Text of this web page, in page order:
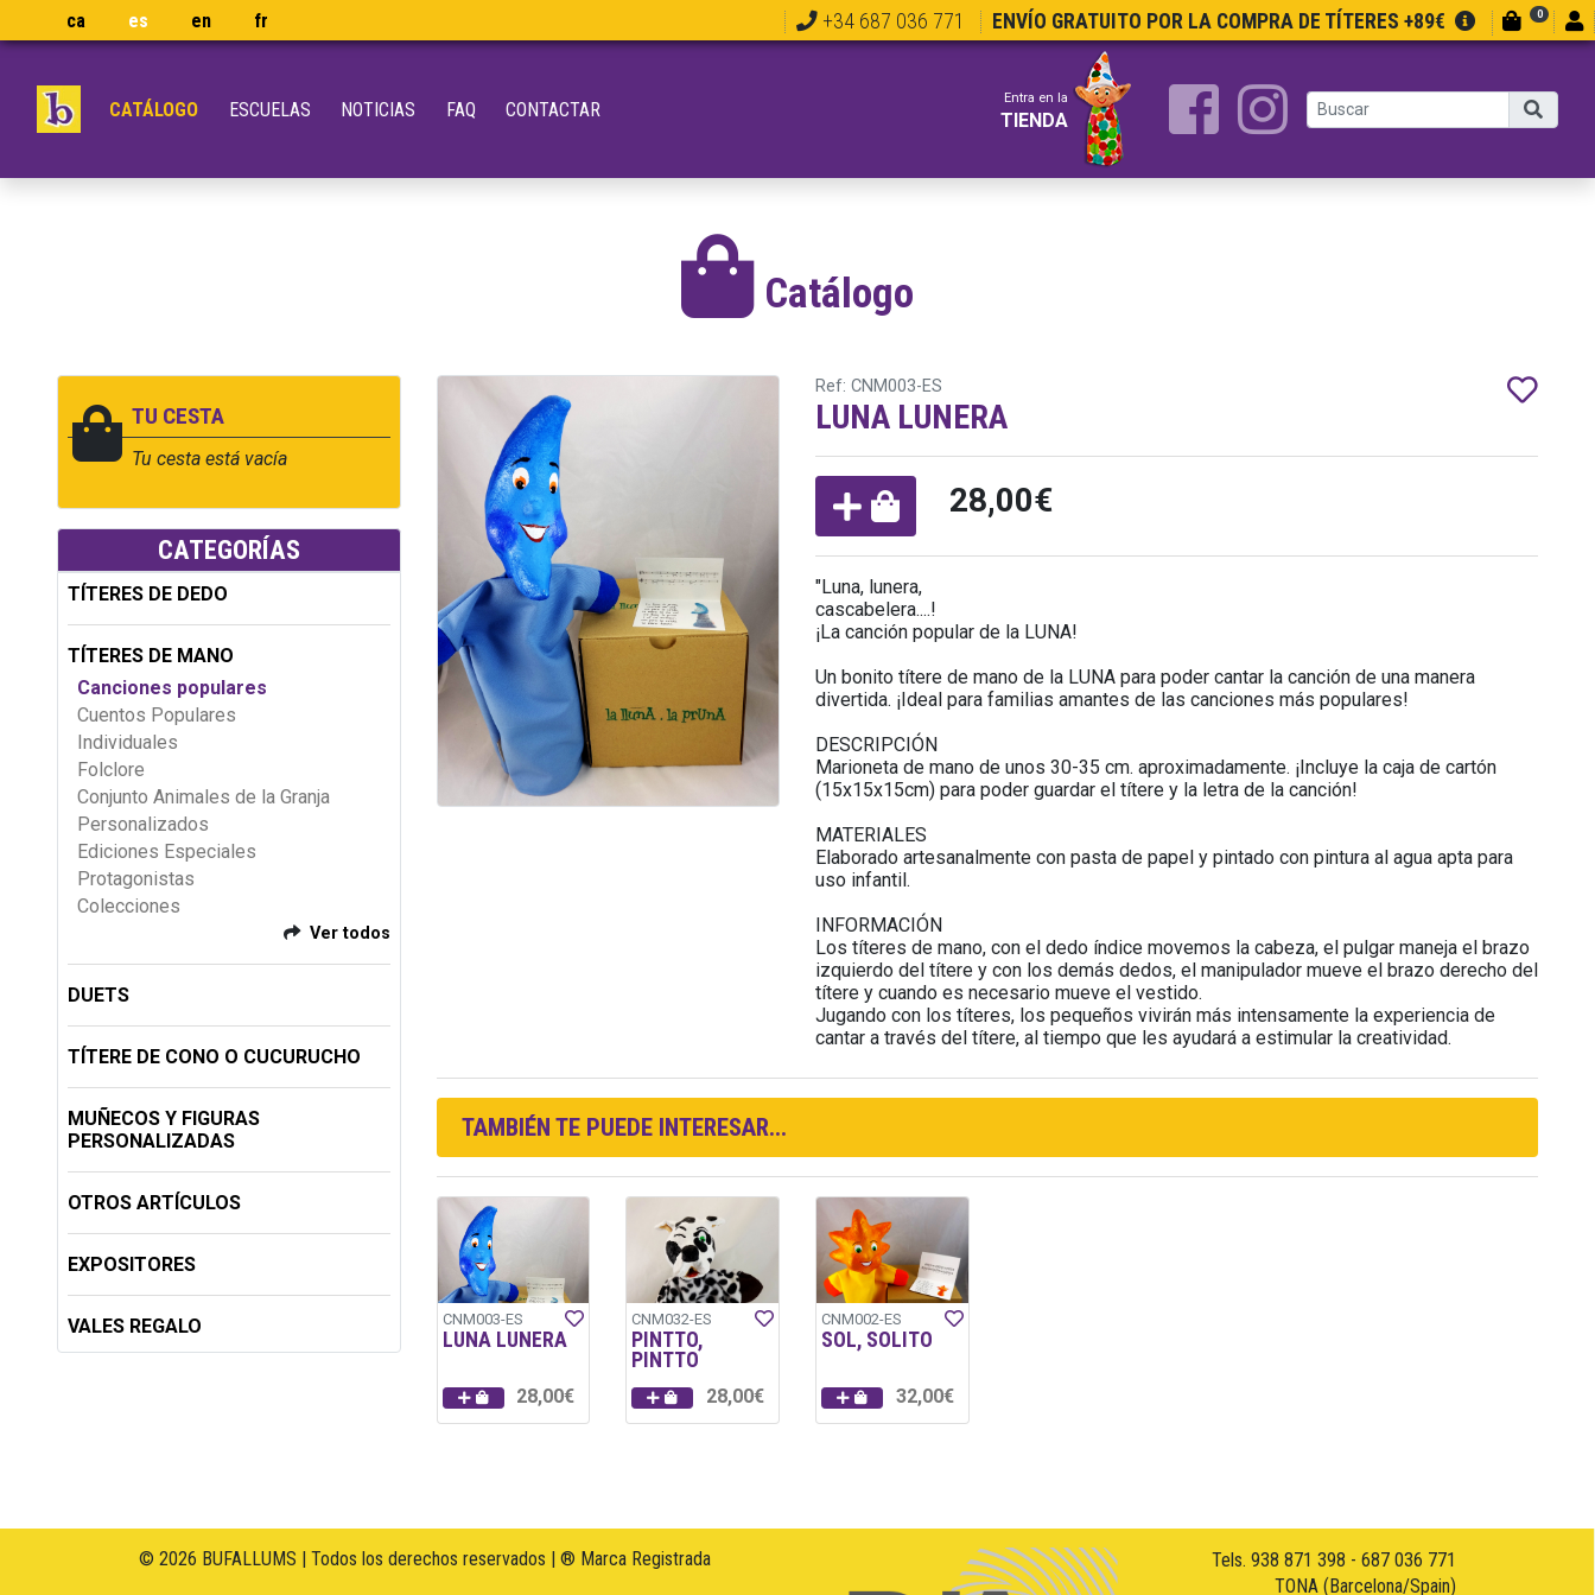
ca es en fr +34 687 036 771 ENVÍO GRATUITO POR LA COMPRA DE TÍTERES +89€ 0
CATÁLOGO ESCUELAS NOTICIAS FAQ CONTACTAR Entra en la
TIENDA
Catálogo
TU CESTA
Tu cesta está vacía
CATEGORÍAS
TÍTERES DE DEDO
TÍTERES DE MANO
Canciones populares
Cuentos Populares
Individuales
Folclore
Conjunto Animales de la Granja
Personalizados
Ediciones Especiales
Protagonistas
Colecciones
Ver todos
DUETS
TÍTERE DE CONO O CUCURUCHO
MUÑECOS Y FIGURAS
PERSONALIZADAS
OTROS ARTÍCULOS
EXPOSITORES
VALES REGALO
Ref: CNM003-ES
LUNA LUNERA
28,00€
"Luna, lunera,
cascabelera....!
¡La canción popular de la LUNA!
Un bonito títere de mano de la LUNA para poder cantar la canción de una manera
divertida. ¡Ideal para familias amantes de las canciones más populares!
DESCRIPCIÓN
Marioneta de mano de unos 30-35 cm. aproximadamente. ¡Incluye la caja de cartón
(15x15x15cm) para poder guardar el títere y la letra de la canción!
MATERIALES
Elaborado artesanalmente con pasta de papel y pintado con pintura al agua apta para
uso infantil.
INFORMACIÓN
Los títeres de mano, con el dedo índice movemos la cabeza, el pulgar maneja el brazo
izquierdo del títere y con los demás dedos, el manipulador mueve el brazo derecho del
títere y cuando es necesario mueve el vestido.
Jugando con los títeres, los pequeños vivirán más intensamente la experiencia de
cantar a través del títere, al tiempo que les ayudará a estimular la creatividad.
TAMBIÉN TE PUEDE INTERESAR...
CNM003-ES
LUNA LUNERA
28,00€
CNM032-ES
PINTTO,
PINTTO
28,00€
CNM002-ES
SOL, SOLITO
32,00€
© 2026 BUFALLUMS | Todos los derechos reservados | ® Marca Registrada
Tels. 938 871 398 - 687 036 771
TONA (Barcelona/Spain)